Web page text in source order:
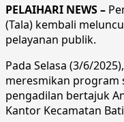
PELAIHARI NEWS –
(Tala) kembali
pelayanan publik.
Pada Selasa (3/6/
meresmikan program
pengadilan bertajuk
Kantor Kecamatan